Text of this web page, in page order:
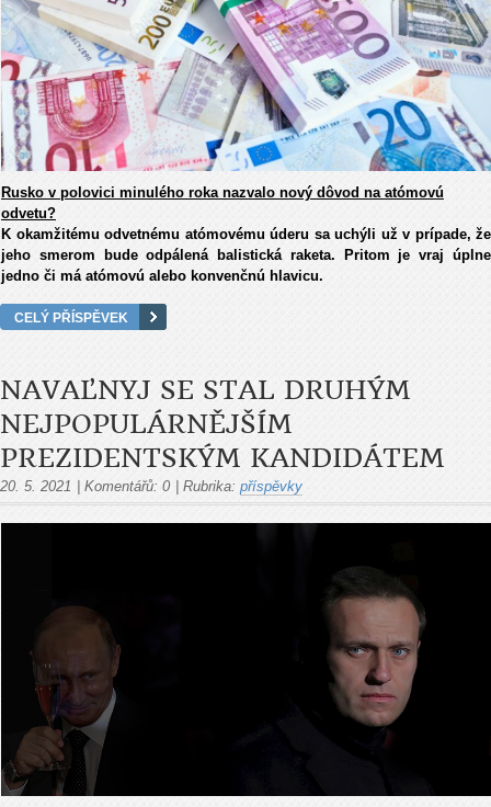
Rusko v polovici minulého roka nazvalo nový dôvod na atómovú
odvetu?
K okamžitému odvetnému atómovému úderu sa uchýli už v prípade, že
jeho smerom bude odpálená balistická raketa. Pritom je vraj úplne
jedno či má atómovú alebo konvenčnú hlavicu.
CELÝ PŘÍSPĚVEK
NAVAĽNYJ SE STAL DRUHÝM
NEJPOPULÁRNĚJŠÍM
PREZIDENTSKÝM KANDIDÁTEM
20. 5. 2021 Komentářů: 0 Rubrika: příspěvky